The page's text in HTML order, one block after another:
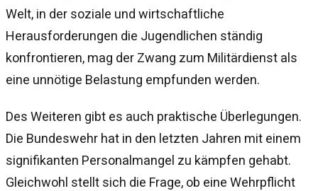
Welt, in der soziale und wirtschaftliche
Herausforderungen die Jugendlichen ständig
konfrontieren, mag der Zwang zum Militärdienst als
eine unnötige Belastung empfunden werden.
Des Weiteren gibt es auch praktische Überlegungen.
Die Bundeswehr hat in den letzten Jahren mit einem
signifikanten Personalmangel zu kämpfen gehabt.
Gleichwohl stellt sich die Frage, ob eine Wehrpflicht